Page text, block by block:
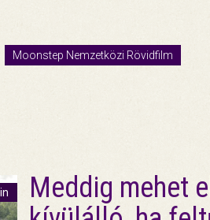
Moonstep Nemzetközi Rövidfilm
Meddig mehet